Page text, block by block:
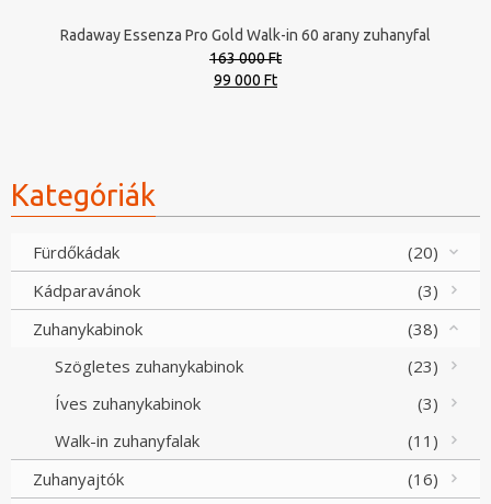
Radaway Essenza Pro Gold Walk-in 60 arany zuhanyfal
163 000 Ft
Original
99 000 FtCurrent
Kategóriák
Fürdőkádak
(20)
Kádparavánok
(3)
Zuhanykabinok
(38)
Szögletes zuhanykabinok
(23)
Íves zuhanykabinok
(3)
Walk-in zuhanyfalak
(11)
Zuhanyajtók
(16)